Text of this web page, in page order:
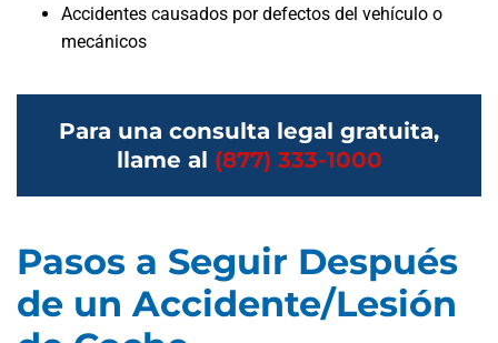
Accidentes causados por defectos del vehículo o
mecánicos
Para una consulta legal gratuita,
llame al (877) 333-1000
Pasos a Seguir Después
de un Accidente/Lesión